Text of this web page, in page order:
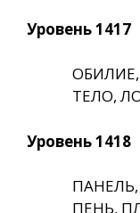
Уровень 1417
ОБИЛИЕ,
ТЕЛО,
Уровень 1418
ПЕНЬ,